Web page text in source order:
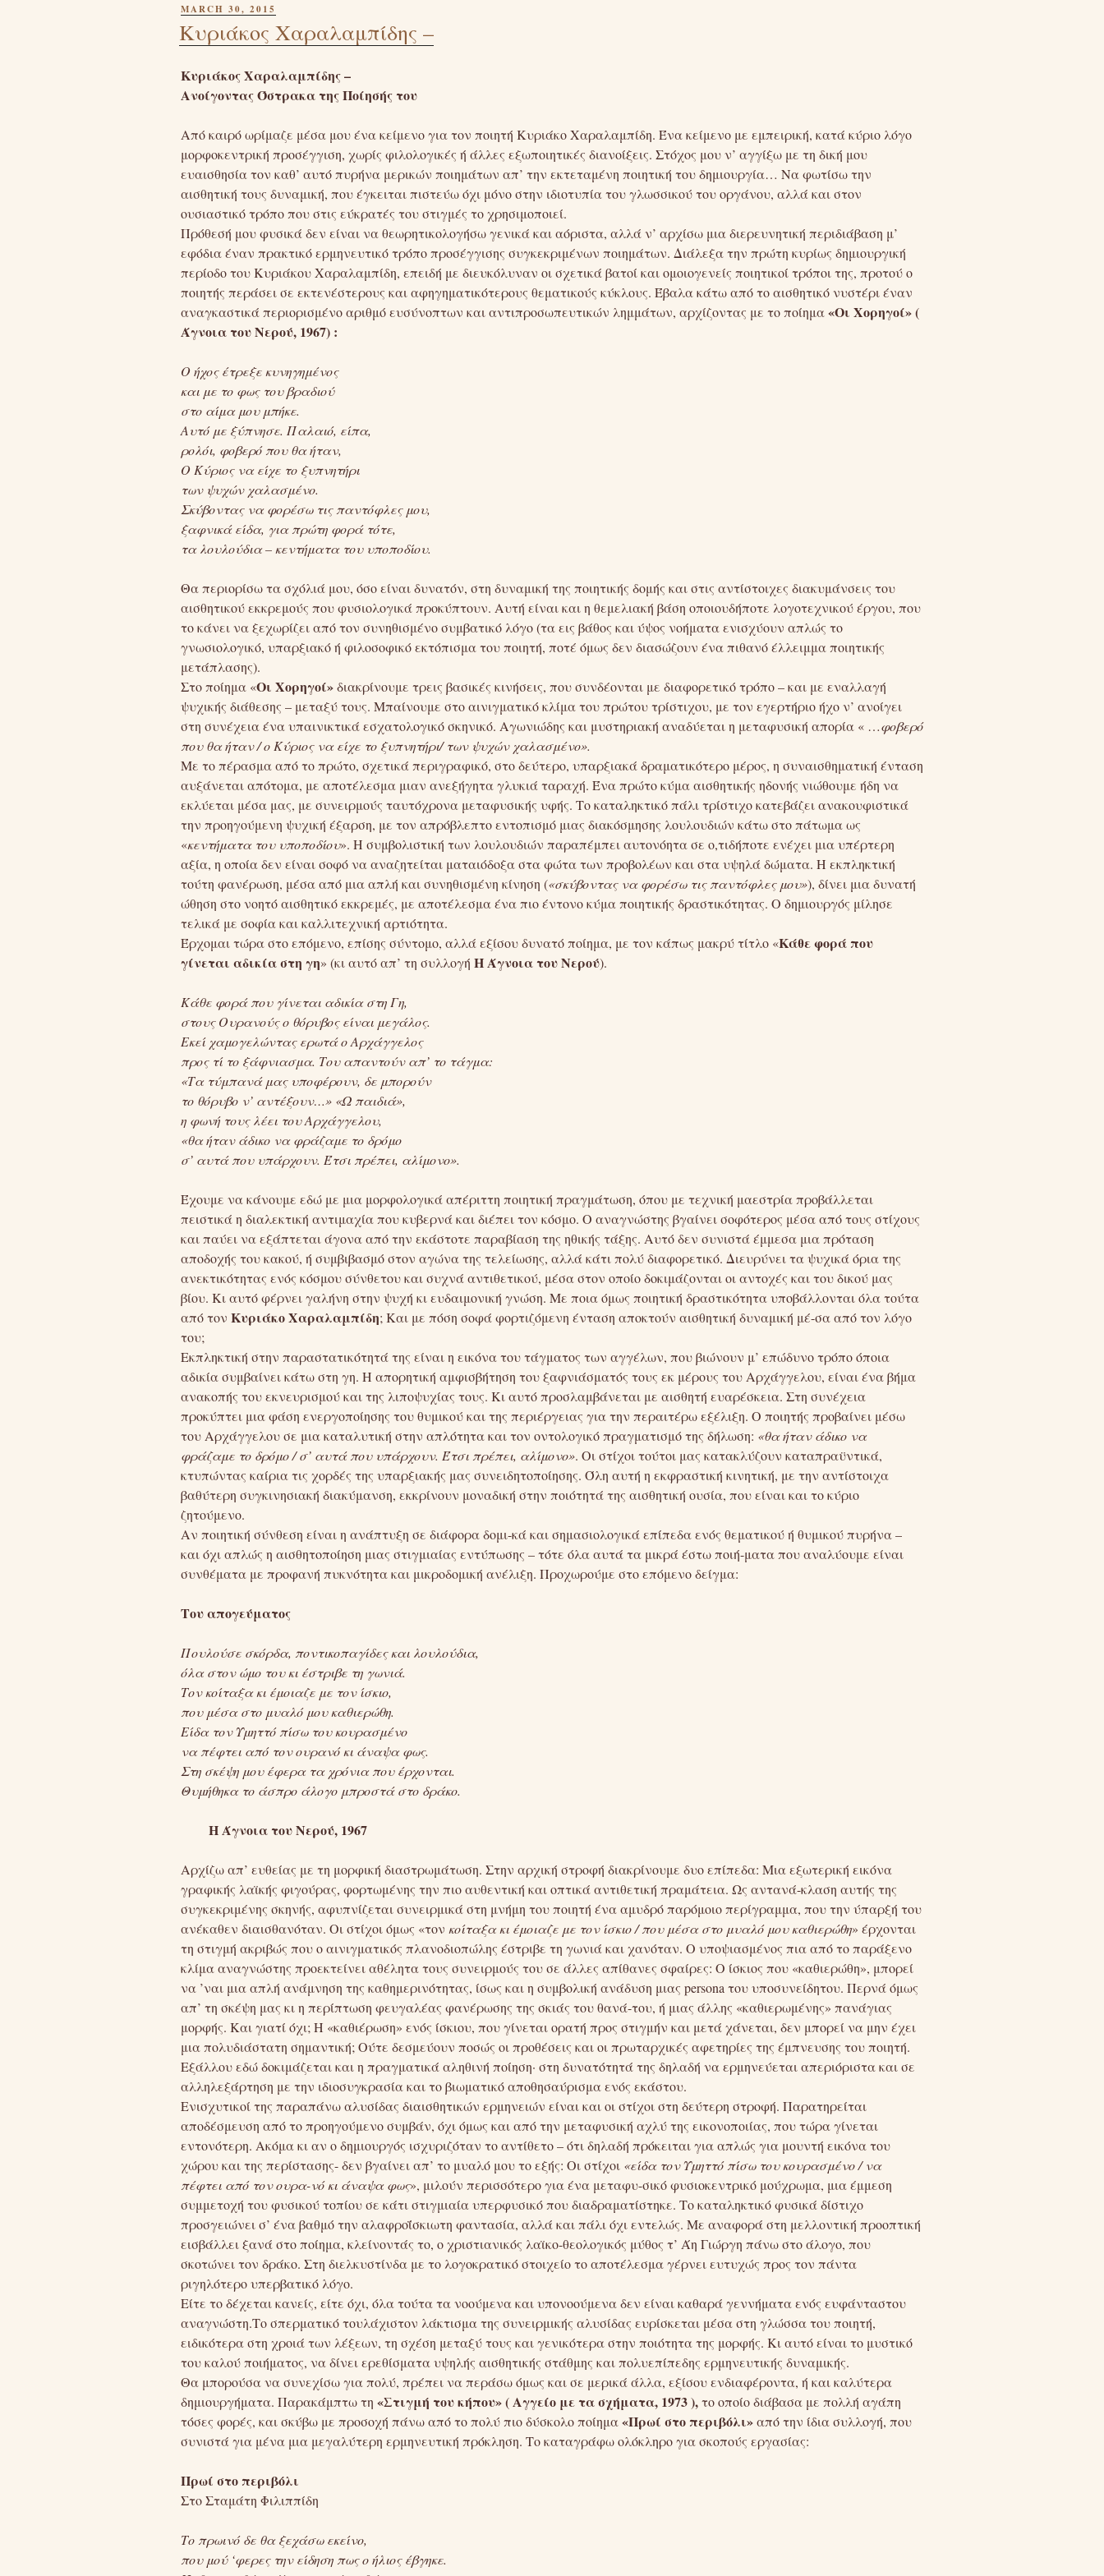
POSTED
MARCH 30, 2015
Κυριάκος Χαραλαμπίδης –
Κυριάκος Χαραλαμπίδης –
Ανοίγοντας Όστρακα της Ποίησής του
Από καιρό ωρίμαζε μέσα μου ένα κείμενο για τον ποιητή Κυριάκο Χαραλαμπίδη. Ένα κείμενο με εμπειρική, κατά κύριο λόγο
μορφοκεντρική προσέγγιση, χωρίς φιλολογικές ή άλλες εξωποιητικές διανοίξεις. Στόχος μου ν’ αγγίξω με τη δική μου
ευαισθησία τον καθ’ αυτό πυρήνα μερικών ποιημάτων απ’ την εκτεταμένη ποιητική του δημιουργία… Να φωτίσω την
αισθητική τους δυναμική, που έγκειται πιστεύω όχι μόνο στην ιδιοτυπία του γλωσσικού του οργάνου, αλλά και στον
ουσιαστικό τρόπο που στις εύκρατές του στιγμές το χρησιμοποιεί.
Πρόθεσή μου φυσικά δεν είναι να θεωρητικολογήσω γενικά και αόριστα, αλλά ν’ αρχίσω μια διερευνητική περιδιάβαση μ’
εφόδια έναν πρακτικό ερμηνευτικό τρόπο προσέγγισης συγκεκριμένων ποιημάτων. Διάλεξα την πρώτη κυρίως δημιουργική
περίοδο του Κυριάκου Χαραλαμπίδη, επειδή με διευκόλυναν οι σχετικά βατοί και ομοιογενείς ποιητικοί τρόποι της, προτού ο
ποιητής περάσει σε εκτενέστερους και αφηγηματικότερους θεματικούς κύκλους. Έβαλα κάτω από το αισθητικό νυστέρι έναν
αναγκαστικά περιορισμένο αριθμό ευσύνοπτων και αντιπροσωπευτικών λημμάτων, αρχίζοντας με το ποίημα«Οι Χορηγοί»(
Άγνοια του Νερού, 1967) :
Ο ήχος έτρεξε κυνηγημένος
και με το φως του βραδιού
στο αίμα μου μπήκε.
Αυτό με ξύπνησε. Παλαιό, είπα,
ρολόι, φοβερό που θα ήταν,
Ο Κύριος να είχε το ξυπνητήρι
των ψυχών χαλασμένο.
Σκύβοντας να φορέσω τις παντόφλες μου,
ξαφνικά είδα, για πρώτη φορά τότε,
τα λουλούδια – κεντήματα του υποποδίου.
Θα περιορίσω τα σχόλιά μου, όσο είναι δυνατόν, στη δυναμική της ποιητικής δομής και στις αντίστοιχες διακυμάνσεις του
αισθητικού εκκρεμούς που φυσιολογικά προκύπτουν. Αυτή είναι και η θεμελιακή βάση οποιουδήποτε λογοτεχνικού έργου, που
το κάνει να ξεχωρίζει από τον συνηθισμένο συμβατικό λόγο (τα εις βάθος και ύψος νοήματα ενισχύουν απλώς το
γνωσιολογικό, υπαρξιακό ή φιλοσοφικό εκτόπισμα του ποιητή, ποτέ όμως δεν διασώζουν ένα πιθανό έλλειμμα ποιητικής
μετάπλασης).
Στο ποίημα «Οι Χορηγοί»διακρίνουμε τρεις βασικές κινήσεις, που συνδέονται με διαφορετικό τρόπο – και με εναλλαγή
ψυχικής διάθεσης – μεταξύ τους. Μπαίνουμε στο αινιγματικό κλίμα του πρώτου τρίστιχου, με τον εγερτήριο ήχο ν’ ανοίγει
στη συνέχεια ένα υπαινικτικά εσχατολογικό σκηνικό. Αγωνιώδης και μυστηριακή αναδύεται η μεταφυσική απορία « …φοβερό
που θα ήταν / ο Κύριος να είχε το ξυπνητήρι/ των ψυχών χαλασμένο».
Με το πέρασμα από το πρώτο, σχετικά περιγραφικό, στο δεύτερο, υπαρξιακά δραματικότερο μέρος, η συναισθηματική ένταση
αυξάνεται απότομα, με αποτέλεσμα μιαν ανεξήγητα γλυκιά ταραχή. Ένα πρώτο κύμα αισθητικής ηδονής νιώθουμε ήδη να
εκλύεται μέσα μας, με συνειρμούς ταυτόχρονα μεταφυσικής υφής. Το καταληκτικό πάλι τρίστιχο κατεβάζει ανακουφιστικά
την προηγούμενη ψυχική έξαρση, με τον απρόβλεπτο εντοπισμό μιας διακόσμησης λουλουδιών κάτω στο πάτωμα ως
«κεντήματα του υποποδίου». Η συμβολιστική των λουλουδιών παραπέμπει αυτονόητα σε ο,τιδήποτε ενέχει μια υπέρτερη
αξία, η οποία δεν είναι σοφό να αναζητείται ματαιόδοξα στα φώτα των προβολέων και στα υψηλά δώματα. Η εκπληκτική
τούτη φανέρωση, μέσα από μια απλή και συνηθισμένη κίνηση («σκύβοντας να φορέσω τις παντόφλες μου»), δίνει μια δυνατή
ώθηση στο νοητό αισθητικό εκκρεμές, με αποτέλεσμα ένα πιο έντονο κύμα ποιητικής δραστικότητας. Ο δημιουργός μίλησε
τελικά με σοφία και καλλιτεχνική αρτιότητα.
Έρχομαι τώρα στο επόμενο, επίσης σύντομο, αλλά εξίσου δυνατό ποίημα, με τον κάπως μακρύ τίτλο «Κάθε φορά που
γίνεται αδικία στη γη» (κι αυτό απ’ τη συλλογή Η Άγνοια του Νερού).
Κάθε φορά που γίνεται αδικία στη Γη,
στους Ουρανούς ο θόρυβος είναι μεγάλος.
Εκεί χαμογελώντας ερωτά ο Αρχάγγελος
προς τί το ξάφνιασμα. Του απαντούν απ’ το τάγμα:
«Τα τύμπανά μας υποφέρουν, δε μπορούν
το θόρυβο ν’ αντέξουν…» «Ω παιδιά»,
η φωνή τους λέει του Αρχάγγελου,
«θα ήταν άδικο να φράζαμε το δρόμο
σ’ αυτά που υπάρχουν. Έτσι πρέπει, αλίμονο».
Έχουμε να κάνουμε εδώ με μια μορφολογικά απέριττη ποιητική πραγμάτωση, όπου με τεχνική μαεστρία προβάλλεται
πειστικά η διαλεκτική αντιμαχία που κυβερνά και διέπει τον κόσμο. Ο αναγνώστης βγαίνει σοφότερος μέσα από τους στίχους
και παύει να εξάπτεται άγονα από την εκάστοτε παραβίαση της ηθικής τάξης. Αυτό δεν συνιστά έμμεσα μια πρόταση
αποδοχής του κακού, ή συμβιβασμό στον αγώνα της τελείωσης, αλλά κάτι πολύ διαφορετικό. Διευρύνει τα ψυχικά όρια της
ανεκτικότητας ενός κόσμου σύνθετου και συχνά αντιθετικού, μέσα στον οποίο δοκιμάζονται οι αντοχές και του δικού μας
βίου. Κι αυτό φέρνει γαλήνη στην ψυχή κι ευδαιμονική γνώση. Με ποια όμως ποιητική δραστικότητα υποβάλλονται όλα τούτα
από τον Κυριάκο Χαραλαμπίδη; Και με πόση σοφά φορτιζόμενη ένταση αποκτούν αισθητική δυναμική μέ-σα από τον λόγο
του;
Εκπληκτική στην παραστατικότητά της είναι η εικόνα του τάγματος των αγγέλων, που βιώνουν μ’ επώδυνο τρόπο όποια
αδικία συμβαίνει κάτω στη γη. Η απορητική αμφισβήτηση του ξαφνιάσματός τους εκ μέρους του Αρχάγγελου, είναι ένα βήμα
ανακοπής του εκνευρισμού και της λιποψυχίας τους. Κι αυτό προσλαμβάνεται με αισθητή ευαρέσκεια. Στη συνέχεια
προκύπτει μια φάση ενεργοποίησης του θυμικού και της περιέργειας για την περαιτέρω εξέλιξη. Ο ποιητής προβαίνει μέσω
του Αρχάγγελου σε μια καταλυτική στην απλότητα και τον οντολογικό πραγματισμό της δήλωση: «θα ήταν άδικο να
φράζαμε το δρόμο / σ’ αυτά που υπάρχουν. Έτσι πρέπει, αλίμονο». Οι στίχοι τούτοι μας κατακλύζουν καταπραϋντικά,
κτυπώντας καίρια τις χορδές της υπαρξιακής μας συνειδητοποίησης. Όλη αυτή η εκφραστική κινητική, με την αντίστοιχα
βαθύτερη συγκινησιακή διακύμανση, εκκρίνουν μοναδική στην ποιότητά της αισθητική ουσία, που είναι και το κύριο
ζητούμενο.
Αν ποιητική σύνθεση είναι η ανάπτυξη σε διάφορα δομι-κά και σημασιολογικά επίπεδα ενός θεματικού ή θυμικού πυρήνα –
και όχι απλώς η αισθητοποίηση μιας στιγμιαίας εντύπωσης – τότε όλα αυτά τα μικρά έστω ποιή-ματα που αναλύουμε είναι
συνθέματα με προφανή πυκνότητα και μικροδομική ανέλιξη. Προχωρούμε στο επόμενο δείγμα:
Του απογεύματος
Πουλούσε σκόρδα, ποντικοπαγίδες και λουλούδια,
όλα στον ώμο του κι έστριβε τη γωνιά.
Τον κοίταξα κι έμοιαζε με τον ίσκιο,
που μέσα στο μυαλό μου καθιερώθη.
Είδα τον Υμηττό πίσω του κουρασμένο
να πέφτει από τον ουρανό κι άναψα φως.
Στη σκέψη μου έφερα τα χρόνια που έρχονται.
Θυμήθηκα το άσπρο άλογο μπροστά στο δράκο.
Η Άγνοια του Νερού, 1967
Αρχίζω απ’ ευθείας με τη μορφική διαστρωμάτωση. Στην αρχική στροφή διακρίνουμε δυο επίπεδα: Μια εξωτερική εικόνα
γραφικής λαϊκής φιγούρας, φορτωμένης την πιο αυθεντική και οπτικά αντιθετική πραμάτεια. Ως αντανά-κλαση αυτής της
συγκεκριμένης σκηνής, αφυπνίζεται συνειρμικά στη μνήμη του ποιητή ένα αμυδρό παρόμοιο περίγραμμα, που την ύπαρξή του
ανέκαθεν διαισθανόταν. Οι στίχοι όμως «τον κοίταξα κι έμοιαζε με τον ίσκιο / που μέσα στο μυαλό μου καθιερώθη» έρχονται
τη στιγμή ακριβώς που ο αινιγματικός πλανοδιοπώλης έστριβε τη γωνιά και χανόταν. Ο υποψιασμένος πια από το παράξενο
κλίμα αναγνώστης προεκτείνει αθέλητα τους συνειρμούς του σε άλλες απίθανες σφαίρες: Ο ίσκιος που «καθιερώθη», μπορεί
να ’ναι μια απλή ανάμνηση της καθημερινότητας, ίσως και η συμβολική ανάδυση μιας persona του υποσυνείδητου. Περνά όμως
απ’ τη σκέψη μας κι η περίπτωση φευγαλέας φανέρωσης της σκιάς του θανά-του, ή μιας άλλης «καθιερωμένης» πανάγιας
μορφής. Και γιατί όχι; Η «καθιέρωση» ενός ίσκιου, που γίνεται ορατή προς στιγμήν και μετά χάνεται, δεν μπορεί να μην έχει
μια πολυδιάστατη σημαντική; Ούτε δεσμεύουν ποσώς οι προθέσεις και οι πρωταρχικές αφετηρίες της έμπνευσης του ποιητή.
Εξάλλου εδώ δοκιμάζεται και η πραγματικά αληθινή ποίηση· στη δυνατότητά της δηλαδή να ερμηνεύεται απεριόριστα και σε
αλληλεξάρτηση με την ιδιοσυγκρασία και το βιωματικό αποθησαύρισμα ενός εκάστου.
Ενισχυτικοί της παραπάνω αλυσίδας διαισθητικών ερμηνειών είναι και οι στίχοι στη δεύτερη στροφή. Παρατηρείται
αποδέσμευση από το προηγούμενο συμβάν, όχι όμως και από την μεταφυσική αχλύ της εικονοποιίας, που τώρα γίνεται
εντονότερη. Ακόμα κι αν ο δημιουργός ισχυριζόταν το αντίθετο – ότι δηλαδή πρόκειται για απλώς για μουντή εικόνα του
χώρου και της περίστασης- δεν βγαίνει απ’ το μυαλό μου το εξής: Οι στίχοι «είδα τον Υμηττό πίσω του κουρασμένο / να
πέφτει από τον ουρα-νό κι άναψα φως», μιλούν περισσότερο για ένα μεταφυ-σικό φυσιοκεντρικό μούχρωμα, μια έμμεση
συμμετοχή του φυσικού τοπίου σε κάτι στιγμιαία υπερφυσικό που διαδραματίστηκε. Το καταληκτικό φυσικά δίστιχο
προσγειώνει σ’ ένα βαθμό την αλαφροΐσκιωτη φαντασία, αλλά και πάλι όχι εντελώς. Με αναφορά στη μελλοντική προοπτική
εισβάλλει ξανά στο ποίημα, κλείνοντάς το, ο χριστιανικός λαϊκο-θεολογικός μύθος τ’ Άη Γιώργη πάνω στο άλογο, που
σκοτώνει τον δράκο. Στη διελκυστίνδα με το λογοκρατικό στοιχείο το αποτέλεσμα γέρνει ευτυχώς προς τον πάντα
ριγηλότερο υπερβατικό λόγο.
Είτε το δέχεται κανείς, είτε όχι, όλα τούτα τα νοούμενα και υπονοούμενα δεν είναι καθαρά γεννήματα ενός ευφάνταστου
αναγνώστη.Το σπερματικό τουλάχιστον λάκτισμα της συνειρμικής αλυσίδας ευρίσκεται μέσα στη γλώσσα του ποιητή,
ειδικότερα στη χροιά των λέξεων, τη σχέση μεταξύ τους και γενικότερα στην ποιότητα της μορφής. Κι αυτό είναι το μυστικό
του καλού ποιήματος, να δίνει ερεθίσματα υψηλής αισθητικής στάθμης και πολυεπίπεδης ερμηνευτικής δυναμικής.
Θα μπορούσα να συνεχίσω για πολύ, πρέπει να περάσω όμως και σε μερικά άλλα, εξίσου ενδιαφέροντα, ή και καλύτερα
δημιουργήματα. Παρακάμπτω τη «Στιγμή του κήπου»( Αγγείο με τα σχήματα, 1973 ),το οποίο διάβασα με πολλή αγάπη
τόσες φορές, και σκύβω με προσοχή πάνω από το πολύ πιο δύσκολο ποίημα«Πρωί στο περιβόλι»από την ίδια συλλογή, που
συνιστά για μένα μια μεγαλύτερη ερμηνευτική πρόκληση. Το καταγράφω ολόκληρο για σκοπούς εργασίας:
Πρωί στο περιβόλι
Στο Σταμάτη Φιλιππίδη
Το πρωινό δε θα ξεχάσω εκείνο,
που μού ‘φερες την είδηση πως ο ήλιος έβγηκε.